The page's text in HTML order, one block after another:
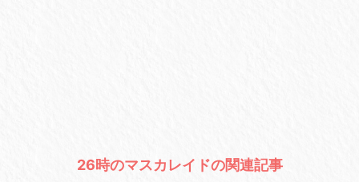
26時のマスカレイドの関連記事